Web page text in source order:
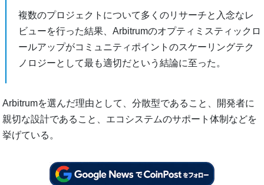
複数のプロジェクトについて多くのリサーチと入念なレ
ビューを行った結果、Arbitrumのオプティミスティックロ
ールアップがコミュニティポイントのスケーリングテク
ノロジーとして最も適切だという結論に至った。
Arbitrumを選んだ理由として、分散型であること、開発者に
親切な設計であること、エコシステムのサポート体制などを
挙げている。